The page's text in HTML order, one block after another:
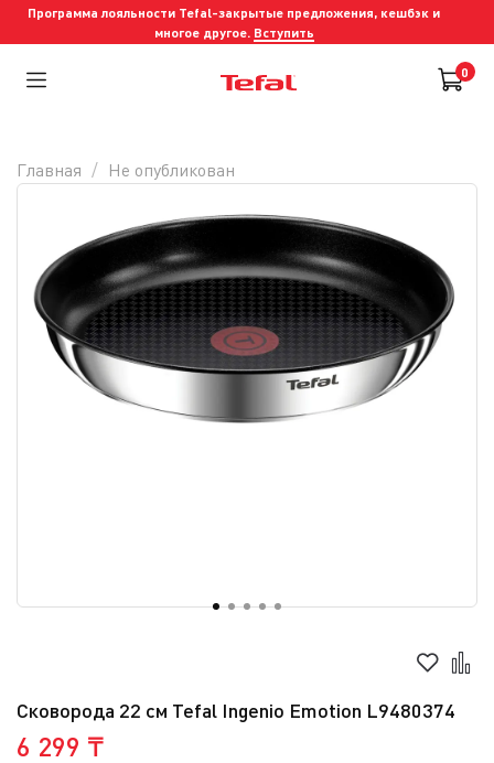
Программа лояльности Tefal-закрытые предложения, кешбэк и
многое другое. Вступить
0
Сковорода 22 см Tefal Ingenio Emotion L9480374
6 299 ₸
Главная Не опубликован